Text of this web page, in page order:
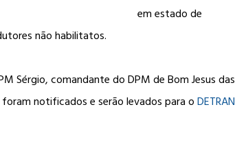
em estado de
não habilitatos.
Sérgio, comandante do DPM de Bom Jesus das
foram notificados e serão levados para o DETRAN